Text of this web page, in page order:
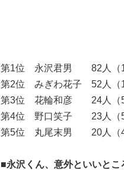
第1位 永沢君男 82人（
第2位 みぎわ花子 52人（
第3位 花輪和彦 24人（
第4位 野口笑子 23人（
第5位 丸尾末男 20人（
■永沢くん、意外といいとこ